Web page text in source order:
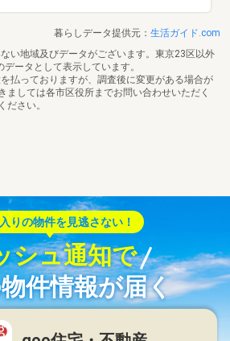
暮らしデータ提供元： 生活ガイド.com
い地域及びデータがございます。東京23区以外
ータとして表示しています。
払っておりますが、調査後に変更がある場合が
ましては各市区役所までお問い合わせいただく
ださい。
りの物件を見逃さない！
シュ通知で
件情報が届く